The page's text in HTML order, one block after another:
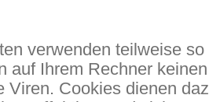
verwenden teilweise
auf Ihrem Rechner
Viren. Cookies dienen